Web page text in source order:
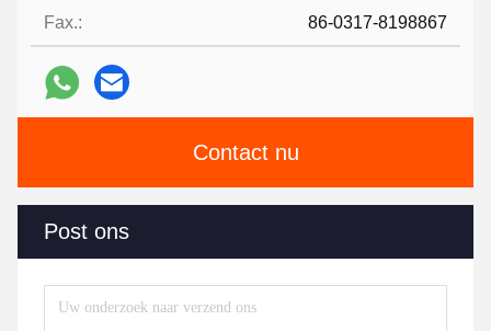
Fax.: 86-0317-8198867
Contact nu
Post ons